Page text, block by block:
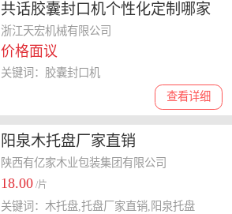
共话胶囊封口机个性化定制哪家
好，靠谱品牌深度解析
浙江天宏机械有限公司
价格面议
查看详细
关键词：胶囊封口机
阳泉木托盘厂家直销
陕西有亿家木业包装集团有限公司
18.00 /片
关键词：木托盘,托盘厂家直销,阳泉托盘